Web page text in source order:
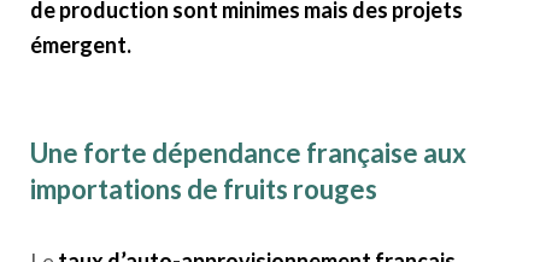
de production sont minimes mais des projets
émergent.
Une forte dépendance française aux
importations de fruits rouges